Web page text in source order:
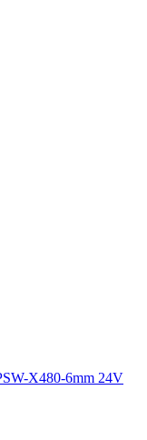
X480-6mm 24V